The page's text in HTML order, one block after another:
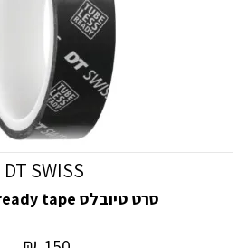
DT SWISS
סרט טיובלס tubeless ready tape